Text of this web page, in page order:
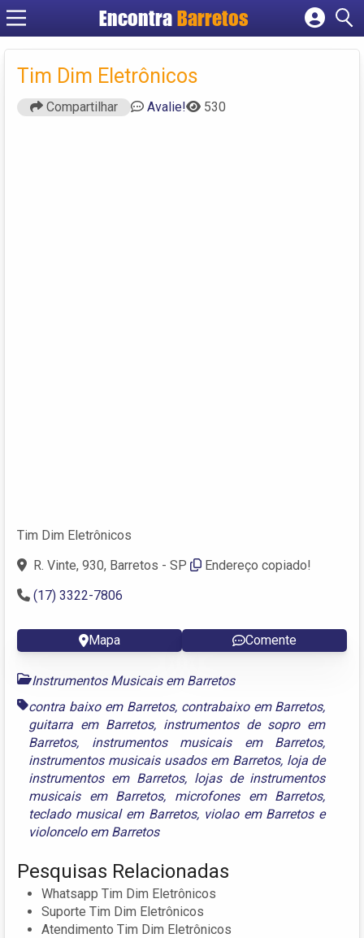
Encontra Barretos
Cadastrar empresa
Criar conta
Tim Dim Eletrônicos
Compartilhar Avalie! 530
Tim Dim Eletrônicos
R. Vinte, 930, Barretos - SP
Endereço copiado!
(17) 3322-7806
Mapa Comente
Instrumentos Musicais em Barretos
contra baixo em Barretos, contrabaixo em Barretos,
guitarra em Barretos, instrumentos de sopro em
Barretos, instrumentos musicais em Barretos,
instrumentos musicais usados em Barretos, loja de
instrumentos em Barretos, lojas de instrumentos
musicais em Barretos, microfones em Barretos,
teclado musical em Barretos, violao em Barretose
violoncelo em Barretos
Pesquisas Relacionadas
Whatsapp Tim Dim Eletrônicos
Suporte Tim Dim Eletrônicos
Atendimento Tim Dim Eletrônicos